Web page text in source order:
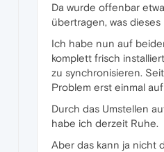
Da wurde offenbar
übertragen, was
Ich habe nun auf
komplett frisch
zu synchronisieren.
Problem erst einmal
Durch das Umstellen
habe ich derzeit Ruhe.
Aber das kann ja nicht